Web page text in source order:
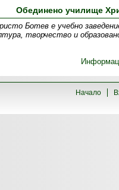
Обединено училище
Ботев е учебно
творчество и
Начало